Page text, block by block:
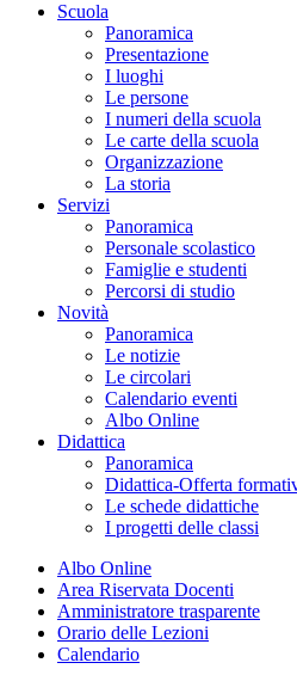
Scuola
Panoramica
Presentazione
I luoghi
Le persone
I numeri della scuola
Le carte della scuola
Organizzazione
La storia
Servizi
Panoramica
Personale scolastico
Famiglie e studenti
Percorsi di studio
Novità
Panoramica
Le notizie
Le circolari
Calendario eventi
Albo Online
Didattica
Panoramica
Didattica-Offerta
Le schede didattiche
I progetti delle classi
Albo Online
Area Riservata Docenti
Amministratore trasparente
Orario delle Lezioni
Calendario